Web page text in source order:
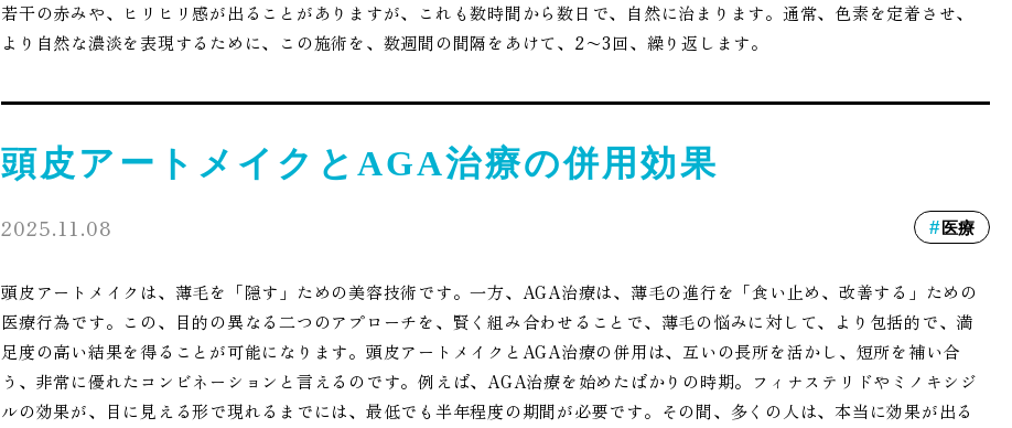
若干の赤みや、ヒリヒリ感が出ることがありますが、これも数時間から数日で、自然に治まります。通常、色素を定着させ、
より自然な濃淡を表現するために、この施術を、数週間の間隔をあけて、2〜3回、繰り返します。
頭皮アートメイクとAGA治療の併用効果
2025.11.08 医療
頭皮アートメイクは、薄毛を「隠す」ための美容技術です。一方、AGA治療は、薄毛の進行を「食い止め、改善する」ための
医療行為です。この、目的の異なる二つのアプローチを、賢く組み合わせることで、薄毛の悩みに対して、より包括的で、満
足度の高い結果を得ることが可能になります。頭皮アートメイクとAGA治療の併用は、互いの長所を活かし、短所を補い合
う、非常に優れたコンビネーションと言えるのです。例えば、AGA治療を始めたばかりの時期。フィナステリドやミノキシジ
ルの効果が、目に見える形で現れるまでには、最低でも半年程度の期間が必要です。その間、多くの人は、本当に効果が出る